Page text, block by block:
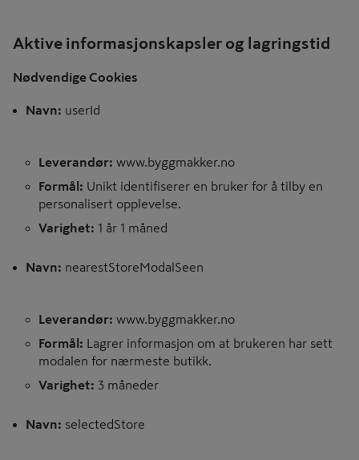
Aktive informasjonskapsler og lagringstid
Nødvendige Cookies
Navn: userId
Leverandør: www.byggmakker.no
Formål: Unikt identifiserer en bruker for å tilby en
personalisert opplevelse.
Varighet: 1 år 1 måned
Navn: nearestStoreModalSeen
Leverandør: www.byggmakker.no
Formål: Lagrer informasjon om at brukeren har sett
modalen for nærmeste butikk.
Varighet: 3 måneder
Navn: selectedStore